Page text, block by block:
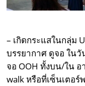
– เกิดกระแสในกลุ่ม
บรรยากาศ ดูจอ ใน
จอ OOH ทั้งบน/ใน
walk หรือที่เซ็นเตอร์